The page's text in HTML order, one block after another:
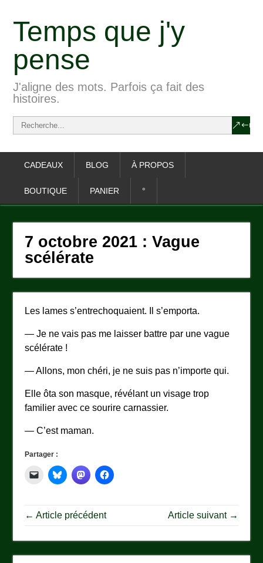
Temps que j'y
pense
J'aligne des mots. Parfois ça fait des
histoires.
CADEAUX BLOG À PROPOS
BOUTIQUE PANIER °
7 octobre 2021 : Vague
scélérate
Les lames s’entrechoquaient. Il s’emporta.
— Je ne vais pas me laisser battre par une vague
scélérate !
— Allons, mon chéri, je ne suis pas n’importe qui.
Elle ôta son masque, révélant un visage trop
familier avec ce sourire carnassier.
— C’est maman.
Partager :
← Article précédent Article suivant →